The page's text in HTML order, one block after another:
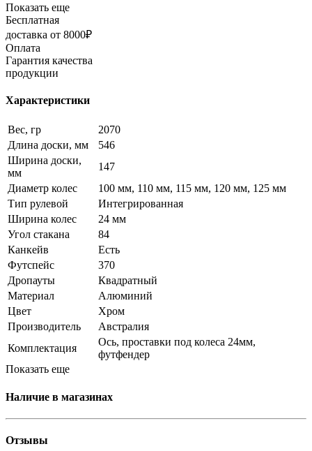
Показать еще
Бесплатная
доставка от 8000₽
Оплата
Гарантия качества
продукции
Характеристики
Вес, гр
2070
Длина доски, мм
546
Ширина доски,
мм
147
Диаметр колес
100 мм, 110 мм, 115 мм, 120 мм, 125 мм
Тип рулевой
Интегрированная
Ширина колес
24 мм
Угол стакана
84
Канкейв
Есть
Футспейс
370
Дропауты
Квадратный
Материал
Алюминий
Цвет
Хром
Производитель
Австралия
Комплектация
Ось, проставки под колеса 24мм,
футфендер
Показать еще
Наличие в магазинах
Отзывы